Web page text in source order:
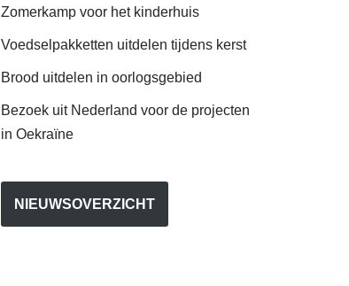
Zomerkamp voor het kinderhuis
Voedselpakketten uitdelen tijdens kerst
Brood uitdelen in oorlogsgebied
Bezoek uit Nederland voor de projecten
in Oekraïne
NIEUWSOVERZICHT